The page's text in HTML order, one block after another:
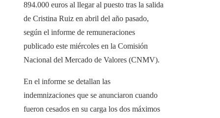
894.000 euros al llegar al puesto tras la salida
de Cristina Ruiz en abril del año pasado,
según el informe de remuneraciones
publicado este miércoles en la Comisión
Nacional del Mercado de Valores (CNMV).
En el informe se detallan las
indemnizaciones que se anunciaron cuando
fueron cesados ​​​​en su carga los dos máximos